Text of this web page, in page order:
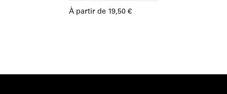
À partir de Prix ​​actuel
19,50 €